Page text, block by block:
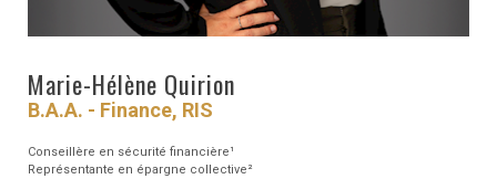
Marie-Hélène Quirion
B.A.A. - Finance, RIS
Conseillère en sécurité financière¹
Représentante en épargne collective²